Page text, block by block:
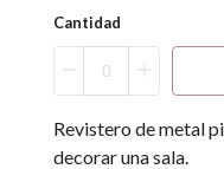
Cantidad
Revistero de metal
decorar una sala.